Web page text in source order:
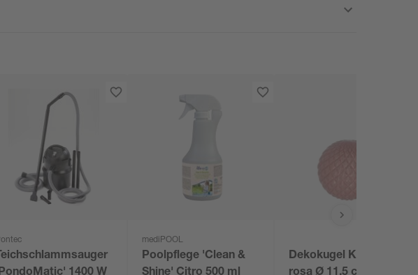
mediPOOL
Poolpflege 'Clean &
Dekokugel Keramik